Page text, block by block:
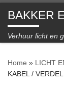
Ga naar
BAKKER
Verhuur licht en
Home » LICHT
KABEL /